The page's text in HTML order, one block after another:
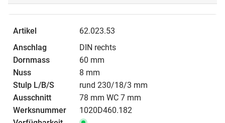
62.023.53
DIN rechts
60 mm
8 mm
rund 230/18/3 mm
78 mm WC 7 mm
1020D460.182